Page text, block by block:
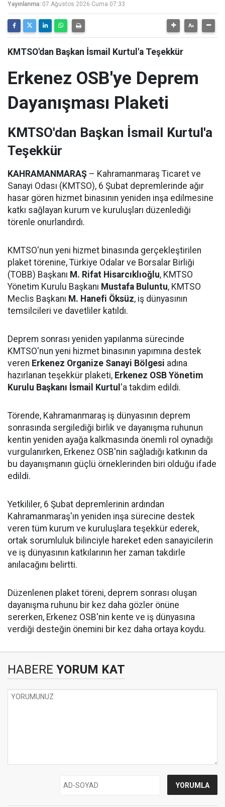
Yayınlanma: 07 Ağustos 2026 Cuma 07:33
KMTSO'dan Başkan İsmail Kurtul'a Teşekkür
Erkenez OSB'ye Deprem
Dayanışması Plaketi
KMTSO'dan Başkan İsmail Kurtul'a
Teşekkür
KAHRAMANMARAŞ – Kahramanmaraş Ticaret ve
Sanayi Odası (KMTSO), 6 Şubat depremlerinde ağır
hasar gören hizmet binasının yeniden inşa edilmesine
katkı sağlayan kurum ve kuruluşları düzenlediği
törenle onurlandırdı.
KMTSO'nun yeni hizmet binasında gerçekleştirilen
plaket törenine, Türkiye Odalar ve Borsalar Birliği
(TOBB) Başkanı M. Rifat Hisarcıklıoğlu, KMTSO
Yönetim Kurulu Başkanı Mustafa Buluntu, KMTSO
Meclis Başkanı M. Hanefi Öksüz, iş dünyasının
temsilcileri ve davetliler katıldı.
Deprem sonrası yeniden yapılanma sürecinde
KMTSO'nun yeni hizmet binasının yapımına destek
veren Erkenez Organize Sanayi Bölgesi adına
hazırlanan teşekkür plaketi, Erkenez OSB Yönetim
Kurulu Başkanı İsmail Kurtul 'a takdim edildi.
Törende, Kahramanmaraş iş dünyasının deprem
sonrasında sergilediği birlik ve dayanışma ruhunun
kentin yeniden ayağa kalkmasında önemli rol oynadığı
vurgulanırken, Erkenez OSB'nin sağladığı katkının da
bu dayanışmanın güçlü örneklerinden biri olduğu ifade
edildi.
Yetkililer, 6 Şubat depremlerinin ardından
Kahramanmaraş'ın yeniden inşa sürecine destek
veren tüm kurum ve kuruluşlara teşekkür ederek,
ortak sorumluluk bilinciyle hareket eden sanayicilerin
ve iş dünyasının katkılarının her zaman takdirle
anılacağını belirtti.
Düzenlenen plaket töreni, deprem sonrası oluşan
dayanışma ruhunu bir kez daha gözler önüne
sererken, Erkenez OSB'nin kente ve iş dünyasına
verdiği desteğin önemini bir kez daha ortaya koydu.
HABERE YORUM KAT